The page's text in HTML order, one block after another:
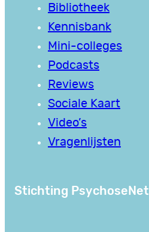
Bibliotheek
Kennisbank
Mini-colleges
Podcasts
Reviews
Sociale Kaart
Video’s
Vragenlijsten
Stichting PsychoseNet